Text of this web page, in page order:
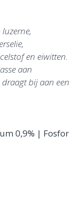
en eiwitten.
aan
bij aan een
0,9% | Fosfor